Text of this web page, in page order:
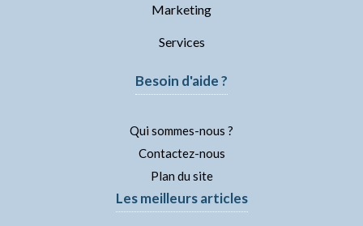
Marketing
Services
Besoin d'aide ?
Qui sommes-nous ?
Contactez-nous
Plan du site
Les meilleurs articles